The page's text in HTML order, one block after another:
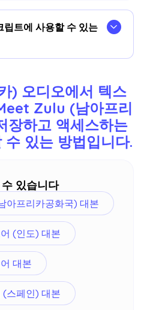
F를 사용하여 성적표
아프리카) 단어를 검색하십
트에 사용할 수 있는
어, 노르웨이어, 이탈리아
핀어, 스와힐리어, 헝가리
니다.더.Google Meet에서
지 확인하세요.
) 오디오에서 텍스
Zulu (남아프리
장하고 액세스하는
있는 방법입니다.
있습니다
아프리카공화국) 대본
(인도) 대본
대본
(스페인) 대본